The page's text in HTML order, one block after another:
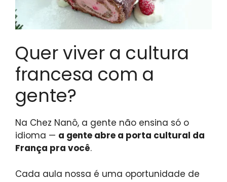
Quer viver a cultura
francesa com a
gente?
Na Chez Nanô, a gente não ensina só o
idioma — a gente abre a porta cultural da
França pra você.
Cada aula nossa é uma oportunidade de